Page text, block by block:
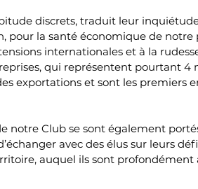
discrets, traduit leur
pour la santé économique de notre
internationales et à la
qui représentent pourtant 4
exportations et sont les premiers
notre Club se sont également
avec des élus sur leurs
auquel ils sont profondément